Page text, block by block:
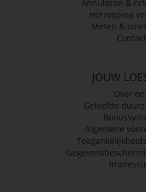
Annuleren &
Herroeping
Meten &
Contact
JOUW
Over
Geleefde
Algemene